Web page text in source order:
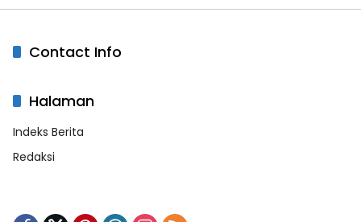
Contact Info
Halaman
Indeks Berita
Redaksi